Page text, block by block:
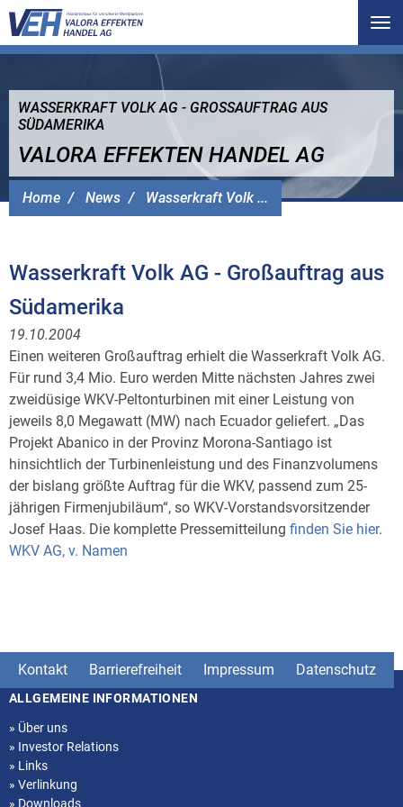
Home News Wasserkraft Volk ...
WASSERKRAFT VOLK AG - GROSSAUFTRAG AUS S
ÜDAMERIKA
VALORA EFFEKTEN HANDEL AG
Wasserkraft Volk AG - Großauftrag aus
Südamerika
19.10.2004
Einen weiteren Großauftrag erhielt die Wasserkraft Volk AG.
Für rund 3,4 Mio. Euro werden Mitte nächsten Jahres zwei
zweidüsige WKV-Peltonturbinen mit einer Leistung von
jeweils 8,0 Megawatt (MW) nach Ecuador geliefert. „Das
Projekt Abanico in der Provinz Morona-Santiago ist
hinsichtlich der Turbinenleistung und des Finanzvolumens
der bislang größte Auftrag für die WKV, passend zum 25-
jährigen Firmenjubiläum“, so WKV-Vorstandsvorsitzender
Josef Haas. Die komplette Pressemitteilung finden Sie hier.
WKV AG, v. Namen
Kontakt Barrierefreiheit Impressum Datenschutz
Seitenstruktur
ALLGEMEINE INFORMATIONEN
» Über uns
» Investor Relations
» Links
» Verlinkung
» Downloads